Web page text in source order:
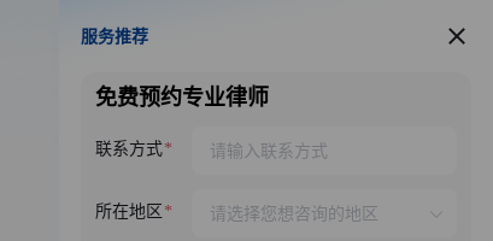
服务推荐
服务推荐
免费预约专业律师
联系方式
所在地区